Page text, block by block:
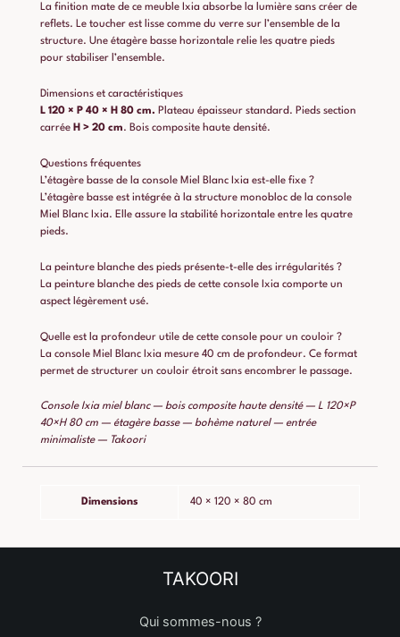
La finition mate de ce meuble Ixia absorbe la lumière sans créer de
reflets. Le toucher est lisse comme du verre sur l’ensemble de la
structure. Une étagère basse horizontale relie les quatre pieds
pour stabiliser l’ensemble.
Dimensions et caractéristiques
L 120 × P 40 × H 80 cm. Plateau épaisseur standard. Pieds section
carrée H > 20 cm. Bois composite haute densité.
Questions fréquentes
L’étagère basse de la console Miel Blanc Ixia est-elle fixe ?
L’étagère basse est intégrée à la structure monobloc de la console
Miel Blanc Ixia. Elle assure la stabilité horizontale entre les quatre
pieds.
La peinture blanche des pieds présente-t-elle des irrégularités ?
La peinture blanche des pieds de cette console Ixia comporte un
aspect légèrement usé.
Quelle est la profondeur utile de cette console pour un couloir ?
La console Miel Blanc Ixia mesure 40 cm de profondeur. Ce format
permet de structurer un couloir étroit sans encombrer le passage.
Console Ixia miel blanc — bois composite haute densité — L 120×P
40×H 80 cm — étagère basse — bohème naturel — entrée
minimaliste — Takoori
Dimensions 40 × 120 × 80 cm
TAKOORI
Qui sommes-nous ?